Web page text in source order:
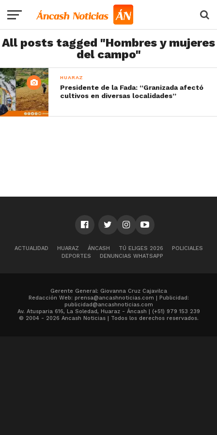
All posts tagged "Hombres y mujeres
del campo"
HUARAZ
Presidente de la Fada: “Granizada afectó
cultivos en diversas localidades”
ACTUALIDAD HUARAZ ÁNCASH TÚ ELIGES 2026
POLICIALES
DEPORTES
DENUNCIAS WHATSAPP
Gerente General: Giovanna Cruz Cajavilca
Redacción Web: prensa@ancashnoticias.com | Publicidad:
publicidad@ancashnoticias.com
Av. Atusparia 616, La Soledad, Huaraz - Áncash | (+51) 979 153 239
© 2004 - 2026 Ancash Noticias | Todos los derechos reservados.